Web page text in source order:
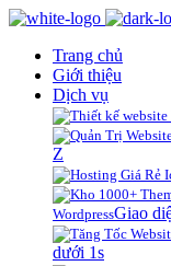
Trang chủ
Giới thiệu
Dịch vụ
Z
WordpressGiao
dưới 1s